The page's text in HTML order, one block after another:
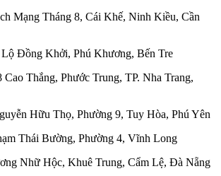
Mạng Tháng 8, Cái Khế, Ninh Kiều, Cần
Đồng Khởi, Phú Khương, Bến Tre
Cao Thắng, Phước Trung, TP. Nha Trang,
Hữu Thọ, Phường 9, Tuy Hòa, Phú Yên
Thái Bường, Phường 4, Vĩnh Long
Nhữ Hộc, Khuê Trung, Cẩm Lệ, Đà Nẵng